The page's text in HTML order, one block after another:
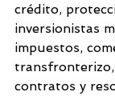
crédito,
inversionistas
impuestos,
contratos y